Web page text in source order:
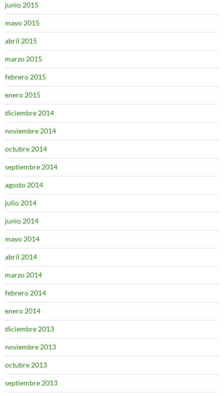
junio 2015
mayo 2015
abril 2015
marzo 2015
febrero 2015
enero 2015
diciembre 2014
noviembre 2014
octubre 2014
septiembre 2014
agosto 2014
julio 2014
junio 2014
mayo 2014
abril 2014
marzo 2014
febrero 2014
enero 2014
diciembre 2013
noviembre 2013
octubre 2013
septiembre 2013